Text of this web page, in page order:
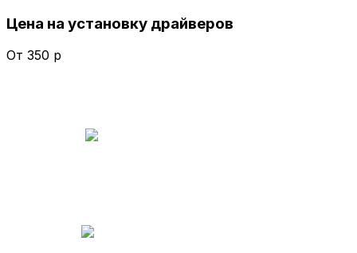
Цена на установку драйверов
От 350 р